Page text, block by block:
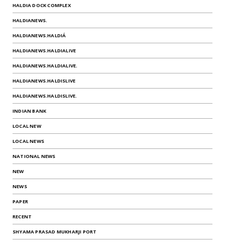
HALDIA DOCK COMPLEX
HALDIANEWS.
HALDIANEWS.HALDIÁ
HALDIANEWS.HALDIALIVE
HALDIANEWS.HALDIALIVE.
HALDIANEWS.HALDISLIVE
HALDIANEWS.HALDISLIVE.
INDIAN BANK
LOCAL NEW
LOCAL NEWS
NATIONAL NEWS
NEW
NEWS
PAPER
RECENT
SHYAMA PRASAD MUKHARJI PORT